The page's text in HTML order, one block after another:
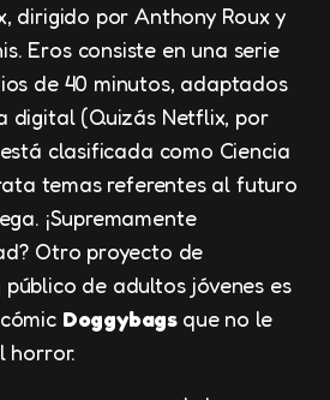
dirigido por Anthony Roux y
Eros consiste en una serie
de 40 minutos, adaptados
digital (Quizás Netflix, por
clasificada como Ciencia
temas referentes al futuro
¡Supremamente
Otro proyecto de
de adultos jóvenes es
Doggybags que no le
horror.